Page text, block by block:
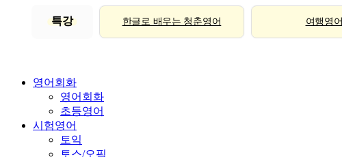
특강 한글로 배우는 청춘영어 여행영어
영어회화
영어회화
초등영어
시험영어
토익
토스/오픽